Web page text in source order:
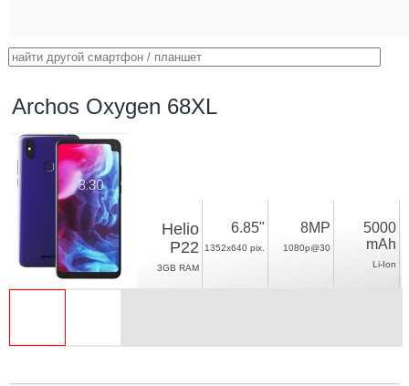
Archos Oxygen 68XL
Helio
P22
3GB RAM
6.85"
1352x640 pix.
8MP
1080p@30
5000
mAh
Li-Ion